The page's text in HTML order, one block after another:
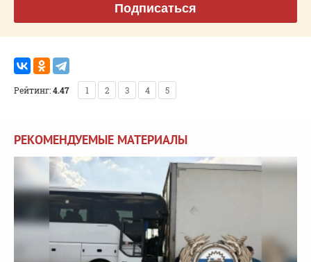
Подписаться
Рейтинг:4.47 1 2 3 4 5
РЕКОМЕНДУЕМЫЕ МАТЕРИАЛЫ